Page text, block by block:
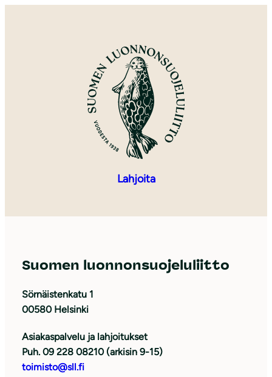
Lahjoita
Suomen luonnonsuojeluliitto
Sörnäistenkatu 1
00580 Helsinki
Asiakaspalvelu ja lahjoitukset
Puh. 09 228 08210 (arkisin 9-15)
toimisto@sll.fi